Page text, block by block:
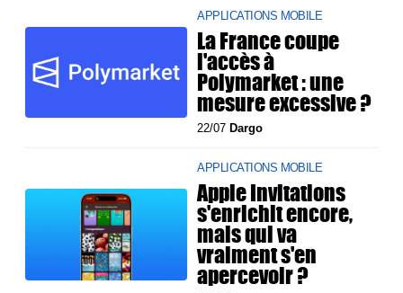
APPLICATIONS MOBILE
La France coupe
l'accès à
Polymarket : une
mesure excessive ?
22/07 Dargo
APPLICATIONS MOBILE
Apple Invitations
s'enrichit encore,
mais qui va
vraiment s'en
apercevoir ?